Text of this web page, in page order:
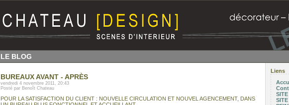
LE BLOG
BUREAUX AVANT - APRÈS
vendredi 4 novembre 2011, 20:43
Posté par Benoît Chateau
POUR LA SATISFACTION DU CLIENT : NOUVELLE CIRCULATION ET NOUVEL AGENCEMENT, DANS
Liens